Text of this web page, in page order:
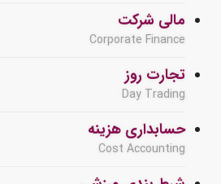
مالی شرکت
Corporate Finance
تجارت روز
Day Trading
حسابداری هزینه
Cost Accounting